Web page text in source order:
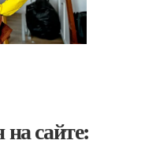
сайте: